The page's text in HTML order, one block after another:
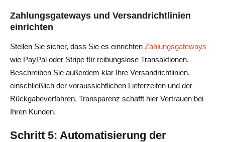
Zahlungsgateways und Versandrichtlinien
einrichten
Stellen Sie sicher, dass Sie es einrichten Zahlungsgateways
wie PayPal oder Stripe für reibungslose Transaktionen.
Beschreiben Sie außerdem klar Ihre Versandrichtlinien,
einschließlich der voraussichtlichen Lieferzeiten und der
Rückgabeverfahren. Transparenz schafft hier Vertrauen bei
Ihren Kunden.
Schritt 5: Automatisierung der